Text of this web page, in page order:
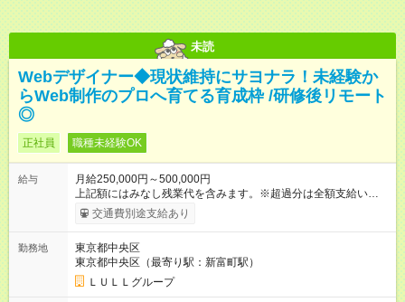
未読
Webデザイナー◆現状維持にサヨナラ！未経験か
らWeb制作のプロへ育てる育成枠 /研修後リモート
◎
正社員 職種未経験OK
給与
月給250,000円～500,000円
上記額にはみなし残業代を含みます。※超過分は全額支給いたし
ます。 みなし残業代 21,675円／月 みなし残業時間 12時間／月 -
------------------------------------------------------- ≪経験者の方は以下と
万円～＋業績賞与＋交通費＋各種手当 ※固定残業代（30時間/6
万6，610円分）を含む。超過分は追加支給いたします 能力やス
キルを考慮し初任給を決定。経験者の方は前給考慮も可能で
す！ ◎昇給年1回（研修終了後） ◎賞与年2回（2月・8月）＋業
交通費別途支給あり
勤務地
東京都中央区
東京都中央区（最寄り駅：新富町駅）
ＬＵＬＬグループ